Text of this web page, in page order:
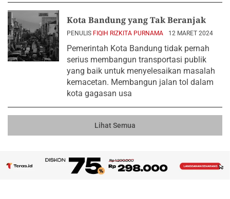
Kota Bandung yang Tak Beranjak
PENULIS FIQIH RIZKITA PURNAMA 12 MARET 2024
Pemerintah Kota Bandung tidak pernah
serius membangun transportasi publik
yang baik untuk menyelesaikan masalah
kemacetan. Membangun jalan tol dalam
kota gagasan usa
Lihat Semua